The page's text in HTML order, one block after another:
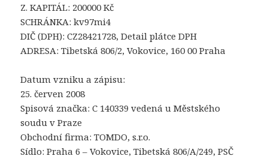
Z. KAPITÁL: 200000 Kč
SCHRÁNKA: kv97mi4
DIČ (DPH): CZ28421728, Detail plátce DPH
ADRESA: Tibetská 806/2, Vokovice, 160 00 Praha
Datum vzniku a zápisu:
25. červen 2008
Spisová značka: C 140339 vedená u Městského
soudu v Praze
Obchodní firma: TOMDO, s.r.o.
Sídlo: Praha 6 – Vokovice, Tibetská 806/A/249, PSČ